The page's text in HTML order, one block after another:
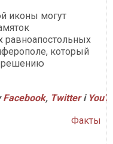
иконы могут
равноапостольных
который
решению
Facebook, Twitterі
Факты